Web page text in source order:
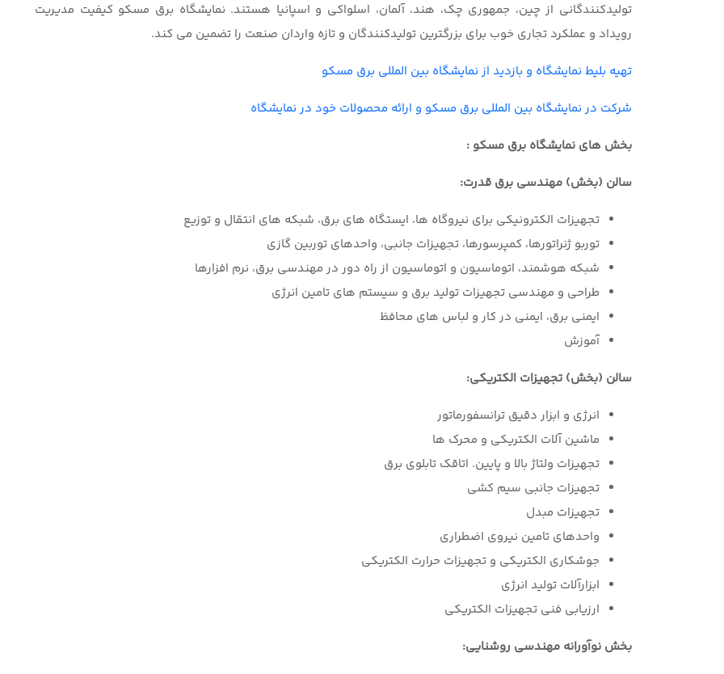
تولیدکنندگانی از چین، جمهوری چک، هند، آلمان، اسلواکی و اسپانیا هستند. نمایشگاه برق مسکو کیفیت مدیریت
رویداد و عملکرد تجاری خوب برای بزرگترین تولیدکنندگان و تازه واردان صنعت را تضمین می کند.
تهیه بلیط نمایشگاه و بازدید از نمایشگاه بین المللی برق مسکو
شرکت در نمایشگاه بین المللی برق مسکو و ارائه محصولات خود در نمایشگاه
بخش های نمایشگاه برق مسکو :
سالن (بخش) مهندسی برق قدرت:
تجهیزات الکترونیکی برای نیروگاه ها، ایستگاه های برق، شبکه های انتقال و توزیع
توربو ژنراتورها، کمپرسورها، تجهیزات جانبی، واحدهای توربین گازی
شبکه هوشمند، اتوماسیون و اتوماسیون از راه دور در مهندسی برق، نرم افزارها
طراحی و مهندسی تجهیزات تولید برق و سیستم های تامین انرژی
ایمنی برق، ایمنی در کار و لباس های محافظ
آموزش
سالن (بخش) تجهیزات الکتریکی:
انرژی و ابزار دقیق ترانسفورماتور
ماشین آلات الکتریکی و محرک ها
تجهیزات ولتاژ بالا و پایین. اتاقک تابلوی برق
تجهیزات جانبی سیم کشی
تجهیزات مبدل
واحدهای تامین نیروی اضطراری
جوشکاری الکتریکی و تجهیزات حرارت الکتریکی
ابزارآلات تولید انرژی
ارزیابی فنی تجهیزات الکتریکی
بخش نوآورانه مهندسی روشنایی: